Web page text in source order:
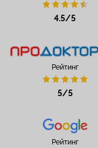
4.5/5
Рейтинг
5/5
Рейтинг